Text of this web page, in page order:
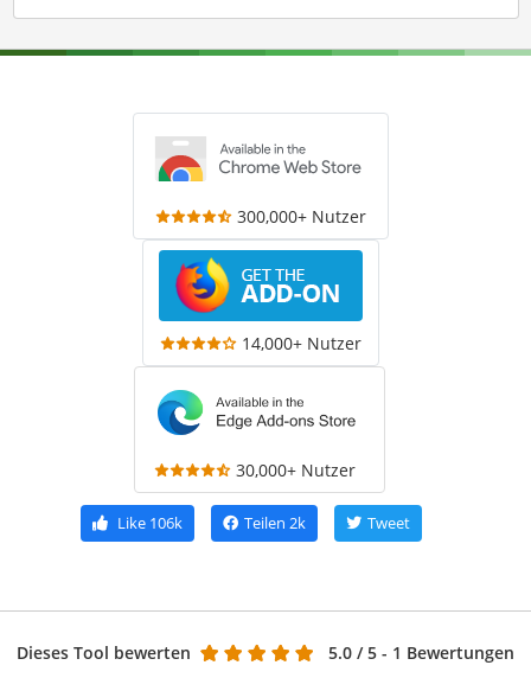
300,000+ Nutzer
14,000+ Nutzer
30,000+ Nutzer
Like 106k Teilen 2k Tweet
Dieses Tool bewerten 5.0 / 5 - 1 Bewertungen